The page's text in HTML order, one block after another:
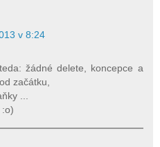
v 8:24
žádné delete, koncepce a
začátku,
...